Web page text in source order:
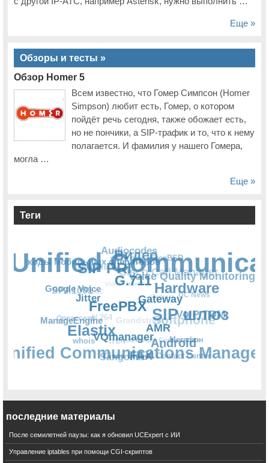
Еще »
Обзоры и тесты »
Обзор Homer 5
Всем известно, что Гомер Симпсон (Homer
Simpson) любит есть, Гомер, о котором
пойдёт речь сегодня, также обожает есть,
но не пончики, а SIP-трафик и то, что к нему
полагается. И фамилия у нашего Гомера,
могла …
Еще »
Теги
Gateway
Unified Communications
G.711
Voice Quality Monitoring
последние материалы
После семилетней паузы: как я обновил UCExpert с ИИ
Управление iptables при помощи CGI-скриптов